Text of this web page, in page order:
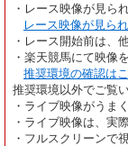
・レース映像が見ら
レース映像が見ら
・レース開始前は、
・楽天競馬にて映像
推奨環境の確認は
推奨環境以外でご覧
・ライブ映像がうま
・ライブ映像は、実
・フルスクリーンで